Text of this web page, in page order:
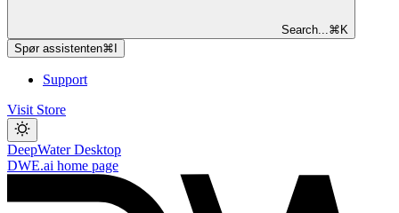
Search...⌘ K
Spør assistenten⌘
Support
Visit Store
DeepWater Desktop
DWE.ai home page